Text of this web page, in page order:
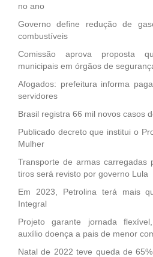
no ano
Governo define redução de
combustíveis
Comissão aprova proposta
municipais em órgãos de
Afogados: prefeitura informa
servidores
Brasil registra 66 mil novos casos
Publicado decreto que institui o
Mulher
Transporte de armas carregadas
tiros será revisto por governo Lula
Em 2023, Petrolina terá mais
Integral
Projeto garante jornada
auxílio doença a pais de menor
Natal de 2022 teve queda de